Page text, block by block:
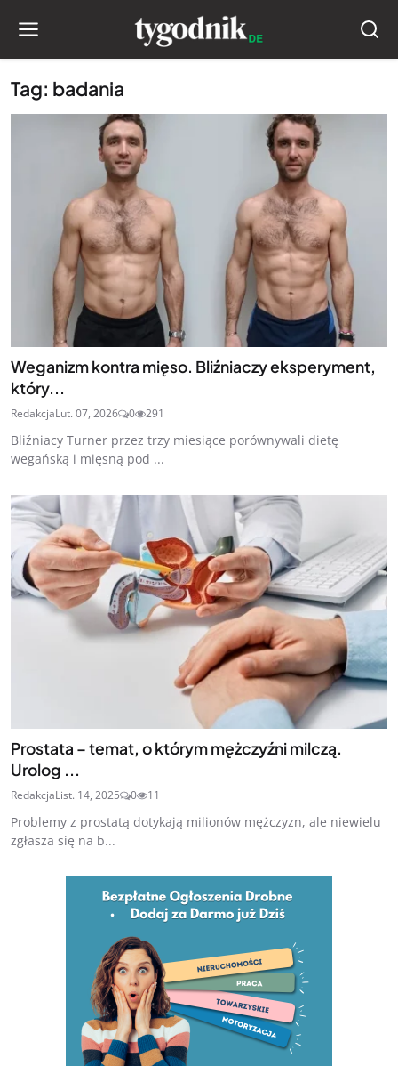
Tag: badania
Weganizm kontra mięso. Bliźniaczy eksperyment,
który...
RedakcjaLut. 07, 2026 0 291
Bliźniacy Turner przez trzy miesiące porównywali dietę
wegańską i mięsną pod ...
Prostata – temat, o którym mężczyźni milczą.
Urolog ...
RedakcjaList. 14, 2025 0 11
Problemy z prostatą dotykają milionów mężczyzn, ale niewielu
zgłasza się na b...